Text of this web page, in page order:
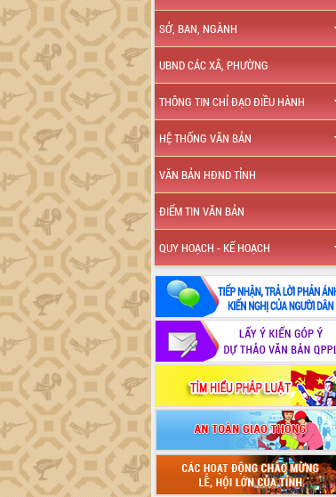
SỞ, BAN, NGÀNH
UBND CÁC XÃ, PHƯỜNG
THÔNG TIN CHỈ ĐẠO ĐIỀU HÀNH
HỆ THỐNG VĂN BẢN
VĂN BẢN HĐND TỈNH
ĐIỂM TIN VĂN BẢN
QUY HOẠCH - KẾ HOẠCH